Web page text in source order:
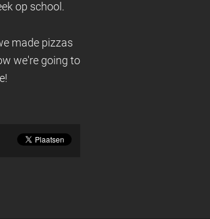
op school.
made pizzas
we're going to